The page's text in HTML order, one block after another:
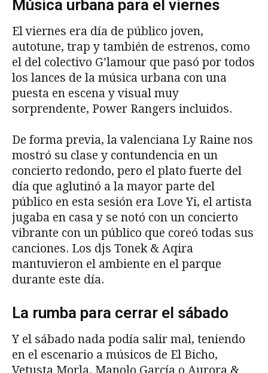
Música urbana para el viernes
El viernes era día de público joven,
autotune, trap y también de estrenos, como
el del colectivo G’lamour que pasó por todos
los lances de la música urbana con una
puesta en escena y visual muy
sorprendente, Power Rangers incluidos.
De forma previa, la valenciana Ly Raine nos
mostró su clase y contundencia en un
concierto redondo, pero el plato fuerte del
día que aglutinó a la mayor parte del
público en esta sesión era Love Yi, el artista
jugaba en casa y se notó con un concierto
vibrante con un público que coreó todas sus
canciones. Los djs Tonek & Aqira
mantuvieron el ambiente en el parque
durante este día.
La rumba para cerrar el sábado
Y el sábado nada podía salir mal, teniendo
en el escenario a músicos de El Bicho,